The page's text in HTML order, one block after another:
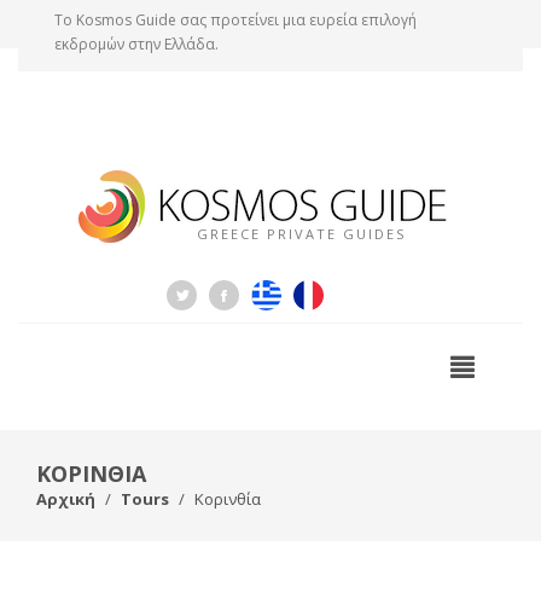
Tο Kosmos Guide σας προτείνει μια ευρεία επιλογή
εκδρομών στην Ελλάδα.
GREECE PRIVATE GUIDES
ΚΟΡΙΝΘΙΑ
Αρχική Tours Κορινθία